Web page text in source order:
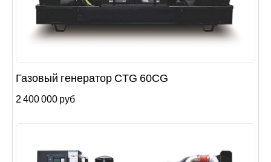
Газовый генератор CTG 60CG
2 400 000 руб